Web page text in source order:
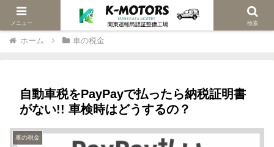
当社は関東陸運局認証車検修理工場です
ホーム 車の税金
自動車税をPayPayで払ったら納税証明書
がない!! 車検時はどうするの？
車の税金
メニュー 検索